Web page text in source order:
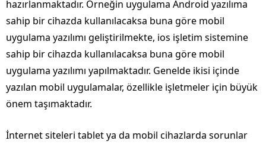
hazırlanmaktadır. Örneğin uygulama Android yazılıma
sahip bir cihazda kullanılacaksa buna göre mobil
uygulama yazılımı geliştirilmekte, ios işletim sistemine
sahip bir cihazda kullanılacaksa buna göre mobil
uygulama yazılımı yapılmaktadır. Genelde ikisi içinde
yazılan mobil uygulamalar, özellikle işletmeler için büyük
önem taşımaktadır.
İnternet siteleri tablet ya da mobil cihazlarda sorunlar